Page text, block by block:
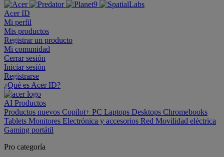
Acer ID
Mi perfil
Mis productos
Registrar un producto
Mi comunidad
Cerrar sesión
Iniciar sesión
Registrarse
¿Qué es Acer ID?
AI Productos
Productos nuevos Copilot+ PC Laptops Desktops Chromebooks
Tablets Monitores Electrónica y accesorios Red Movilidad eléctrica
Gaming portátil
Pro categoría